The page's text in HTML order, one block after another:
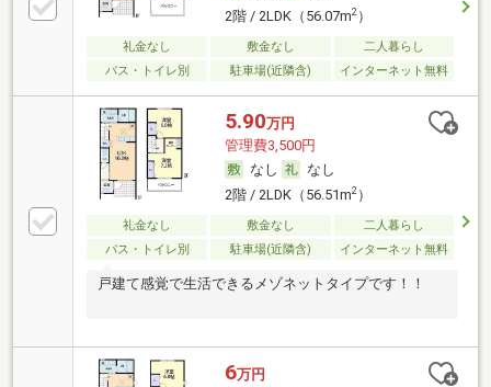
2階 / 2LDK（56.07m2）
礼金なし 敷金なし
二人暮らし
バス・トイレ別
駐車場(近隣含) インターネット無料
5.90万円
管理費3,500円
なし
なし
2階 / 2LDK（56.51m2）
礼金なし 敷金なし
二人暮らし
バス・トイレ別
駐車場(近隣含) インターネット無料
戸建て感覚で生活できるメゾネットタイプです！！
6万円